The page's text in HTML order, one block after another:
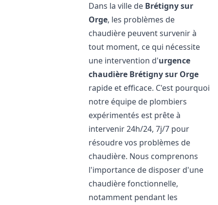
Dans la ville de Brétigny sur
Orge, les problèmes de
chaudière peuvent survenir à
tout moment, ce qui nécessite
une intervention d'urgence
chaudière Brétigny sur Orge
rapide et efficace. C'est pourquoi
notre équipe de plombiers
expérimentés est prête à
intervenir 24h/24, 7j/7 pour
résoudre vos problèmes de
chaudière. Nous comprenons
l'importance de disposer d'une
chaudière fonctionnelle,
notamment pendant les